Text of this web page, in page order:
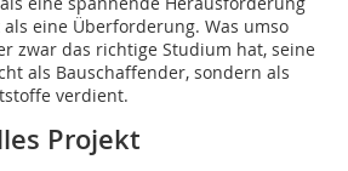
eine Überforderung. Was umso
zwar das richtige Studium hat, seine
als Bauschaffender, sondern als
verdient.
Projekt